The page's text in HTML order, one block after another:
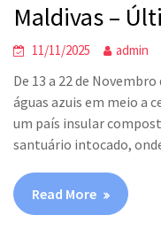
Maldivas –
11/11/2025 admin
De 13 a 22 de
águas azuis em meio a
um país insular
santuário intocado,
Read More